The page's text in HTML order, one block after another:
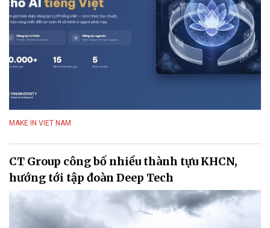
MAKE IN VIET NAM
CT Group công bố nhiều thành tựu KHCN,
hướng tới tập đoàn Deep Tech